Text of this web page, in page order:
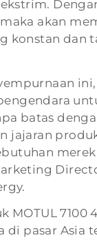
akan
konstan dan
batas
jajaran
MOTUL 7100
di pasar Asia